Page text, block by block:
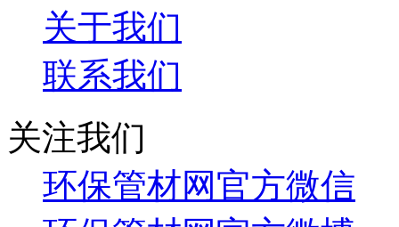
关于我们
联系我们
关注我们
环保管材网官方微信